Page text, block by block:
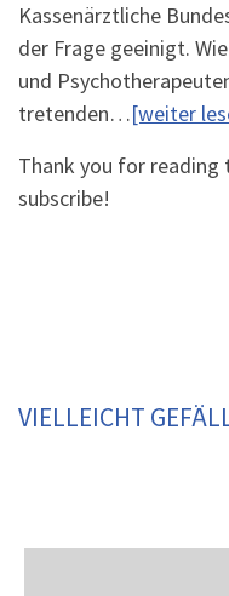
Kassenärztliche
der Frage geeinigt.
und
tretenden…[weiter
Thank you for
subscribe!
VIELLEICHT